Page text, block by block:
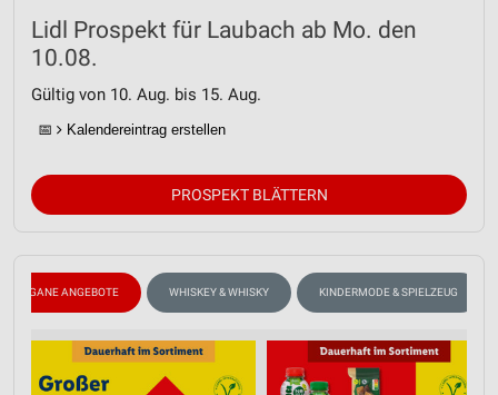
Lidl Prospekt für Laubach ab Mo. den
10.08.
Gültig von 10. Aug. bis 15. Aug.
📅 Kalendereintrag erstellen
PROSPEKT BLÄTTERN
VEGANE ANGEBOTE WHISKEY & WHISKY KINDERMODE & SPIELZEUG